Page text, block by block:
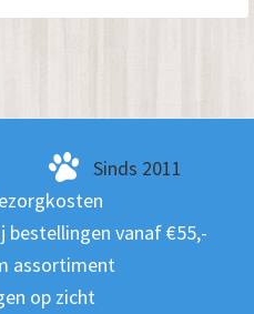
Sinds 2011
bestellingen vanaf €55,-
assortiment
op zicht